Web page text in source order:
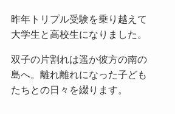
昨年トリプル受験を乗り越えて
大学生と高校生になりました。
双子の片割れは遥か彼方の南の
島へ。離れ離れになった子ども
たちとの日々を綴ります。